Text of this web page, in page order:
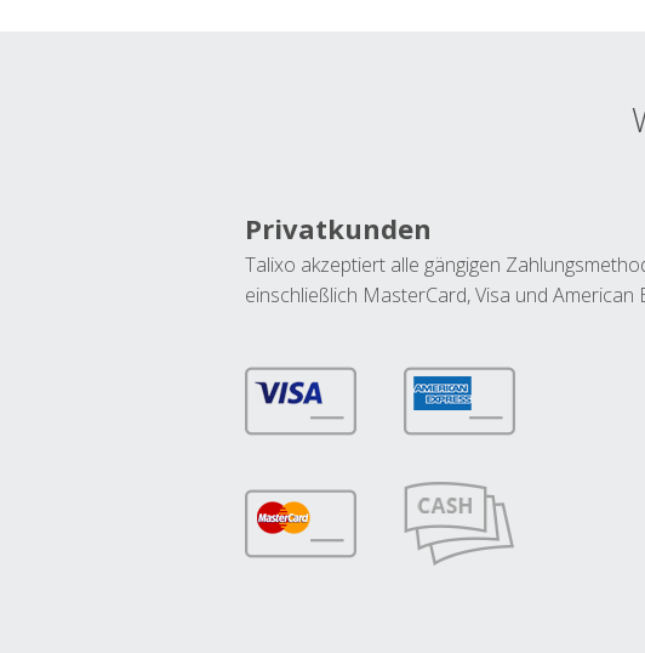
Privatkunden
Talixo akzeptiert alle gängigen
einschließlich MasterCard, Visa und American